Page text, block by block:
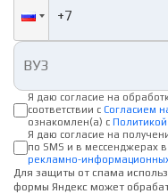
Я даю согласие на
соответствии с Согласием
ознакомлен(а) с
Я даю согласие на
по SMS и в мессенджерах в
рекламно-
Для защиты от спама
формы Яндекс может